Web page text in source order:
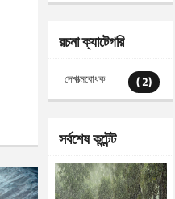
রচনা ক্যাটেগরি
দেশাত্মবোধক ( 2)
সর্বশেষ কন্টেন্ট